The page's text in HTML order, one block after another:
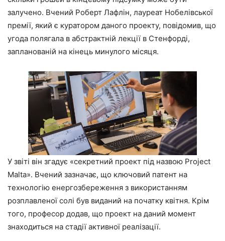
залучено. Вчений Роберт Лафлін, лауреат Нобелівської
премії, який є куратором даного проекту, повідомив, що
угода полягала в абстрактній лекції в Стенфорді,
запланованій на кінець минулого місяця.
У звіті він згадує «секретний проект під назвою Project
Malta». Вчений зазначає, що ключовий патент на
технологію енергозбереження з використанням
розплавленої солі був виданий на початку квітня. Крім
того, професор додав, що проект на даний момент
знаходиться на стадії активної реалізації.